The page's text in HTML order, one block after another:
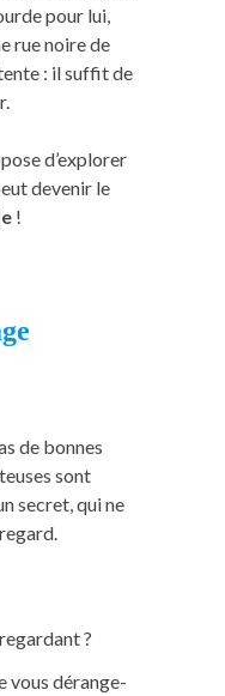
pour lui,
rue noire de
: il suffit de
d’explorer
devenir le
!
de bonnes
sont
secret, qui ne
?
vous dérange-